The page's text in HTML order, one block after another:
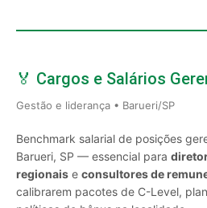
🏅 Cargos e Salários
Gestão e liderança • Barueri/SP
Benchmark salarial de posições
Barueri, SP — essencial para
regionais e consultores de
calibrarem pacotes de C-Level,